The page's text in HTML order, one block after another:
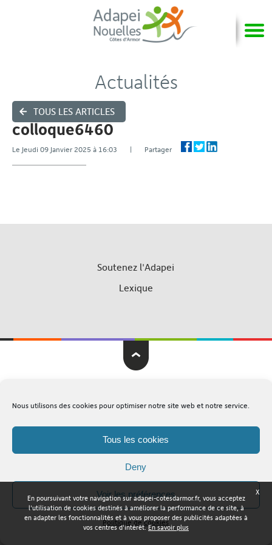
Nous utilisons des cookies pour optimiser notre site web et notre service.
Tous les cookies
Deny
Voir les préférences
Politique de cookies
TOUS LES ARTICLES
Actualités
colloque6460
Le Jeudi 09 Janvier 2025 à 16:03 | Partager
Soutenez l'Adapei
Lexique
X
En poursuivant votre navigation sur adapei-cotesdarmor.fr, vous acceptez
l'utilisation de cookies destinés à améliorer la performance de ce site, à
en adapter les fonctionnalités et à vous proposer des publicités adaptées à
vos centres d'intérêt.En savoir plus